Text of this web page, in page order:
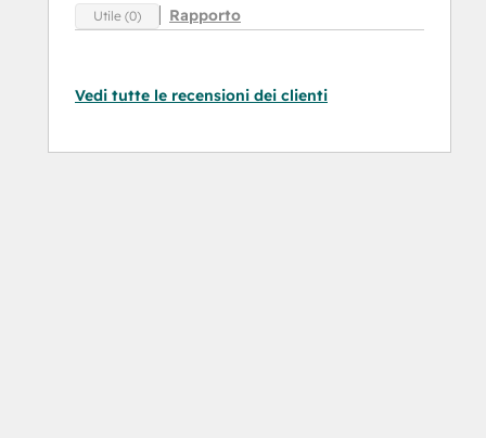
Utile (0) Rapporto
Vedi tutte le recensioni dei clienti